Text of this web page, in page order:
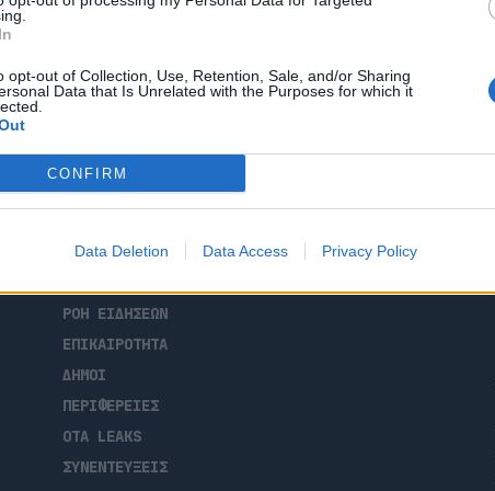
opt-out of Collection, Use, Retention, Sale, and/or Sharing
Data that Is Unrelated with the Purposes for which it
CONFIRM
Data Deletion Data Access Privacy Policy
τόνισε ότι σε όλη αυτή τη δύσκολη
της ήταν διαρκώς στο πλευρό της
ΡΟΗ ΕΙΔΗΣΕΩΝ
ΕΠΙΚΑΙΡΟΤΗΤΑ
ΔΗΜΟΙ
ΠΕΡΙΦΕΡΕΙΕΣ
OTA LEAKS
ΣΥΝΕΝΤΕΥΞΕΙΣ